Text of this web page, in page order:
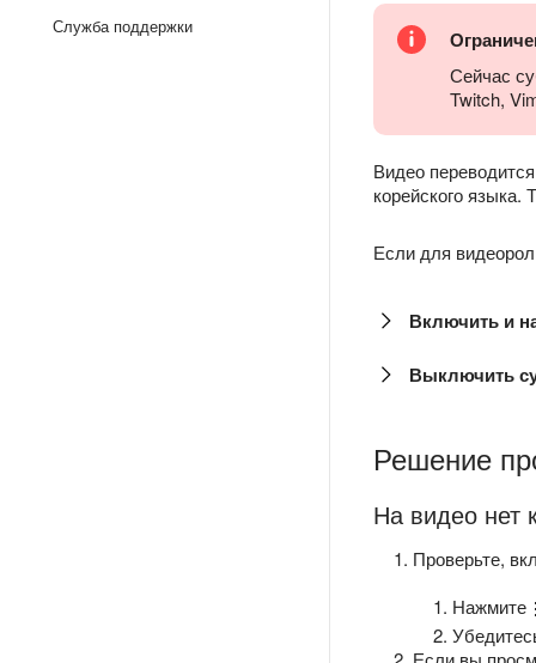
Служба поддержки
Сейчас
Twitch,
Видео переводится
корейского языка.
Если для
Включить и
Выключить
Решение
На видео нет
Проверьте,
Нажмите